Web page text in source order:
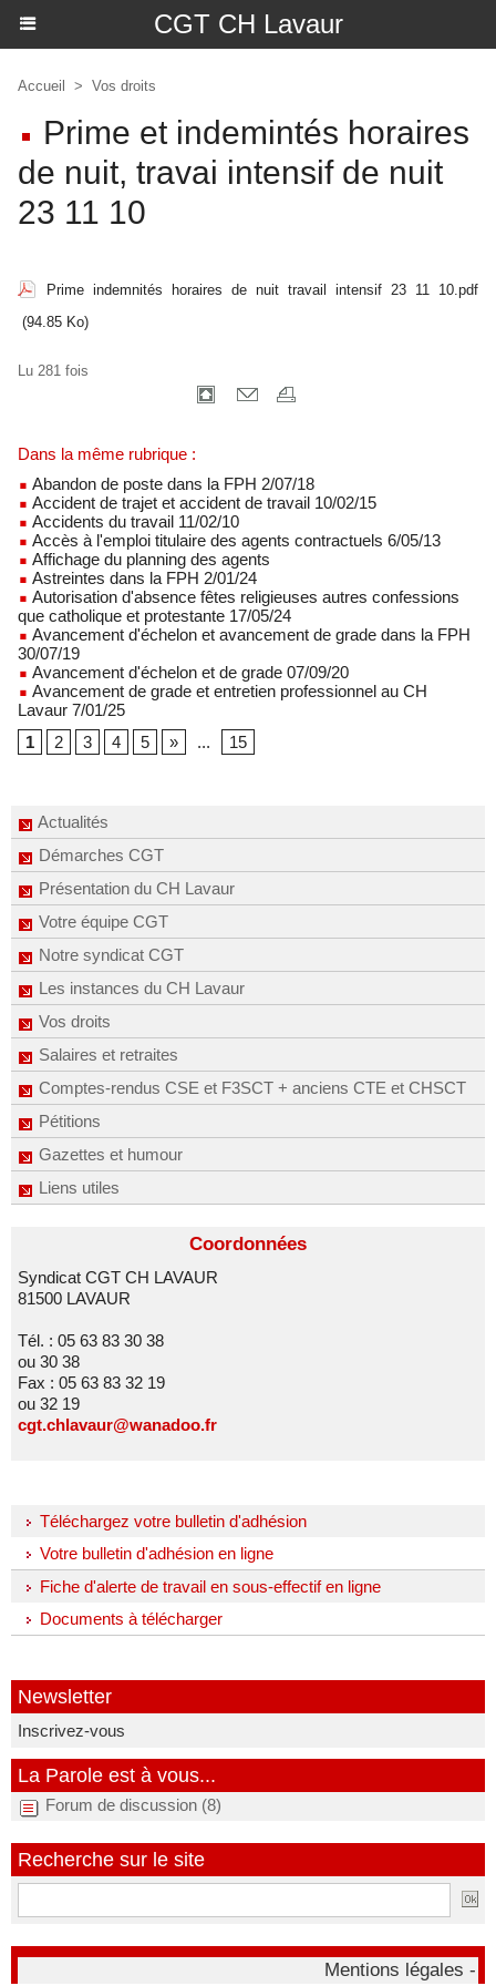
CGT CH Lavaur
Actualités
Démarches CGT
Présentation du CH Lavaur
Votre équipe CGT
Notre syndicat CGT
Les instances du CH Lavaur
Vos droits
Salaires et retraites
Comptes-rendus CSE et F3SCT + anciens CTE et CHSCT
Pétitions
Gazettes et humour
Liens utiles
Accueil > Vos droits
Prime et indemintés horaires
de nuit, travai intensif de nuit
23 11 10
Prime indemnités horaires de nuit travail intensif 23 11 10.pdf
(94.85 Ko)
Lu 281 fois
Dans la même rubrique :
Abandon de poste dans la FPH 2/07/18
Accident de trajet et accident de travail 10/02/15
Accidents du travail 11/02/10
Accès à l'emploi titulaire des agents contractuels 6/05/13
Affichage du planning des agents
Astreintes dans la FPH 2/01/24
Autorisation d'absence fêtes religieuses autres confessions
que catholique et protestante 17/05/24
Avancement d'échelon et avancement de grade dans la FPH
30/07/19
Avancement d'échelon et de grade 07/09/20
Avancement de grade et entretien professionnel au CH
Lavaur 7/01/25
1
2 3 4 5 » ... 15
Coordonnées
Syndicat CGT CH LAVAUR
81500 LAVAUR
Tél. : 05 63 83 30 38
ou 30 38
Fax : 05 63 83 32 19
ou 32 19
cgt.chlavaur@wanadoo.fr
Téléchargez votre bulletin d'adhésion
Votre bulletin d'adhésion en ligne
Fiche d'alerte de travail en sous-effectif en ligne
Documents à télécharger
Newsletter
Inscrivez-vous
La Parole est à vous...
Forum de discussion (8)
Recherche sur le site
Mentions légales -